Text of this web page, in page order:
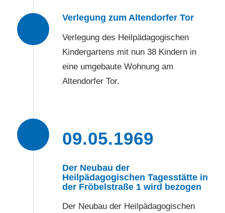
Verlegung zum Altendorfer Tor
Verlegung des Heilpädagogischen
Kindergartens mit nun 38 Kindern in
eine umgebaute Wohnung am
Altendorfer Tor.
09.05.1969
Der Neubau der
Heilpädagogischen Tagesstätte in
der Fröbelstraße 1 wird bezogen
Der Neubau der Heilpädagogischen